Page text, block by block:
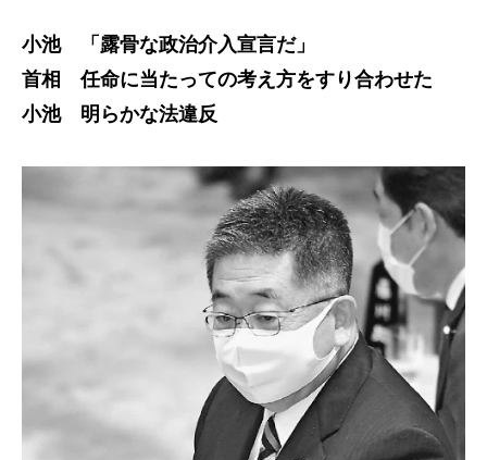
小池 「露骨な政治介入宣言だ」
首相 任命に当たっての考え方をすり合わせた
小池 明らかな法違反